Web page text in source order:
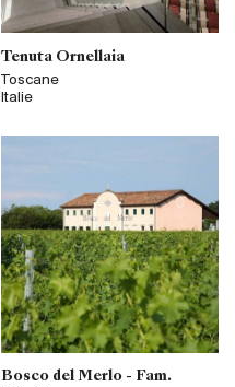
Tenuta Ornellaia
Toscane
Italie
Bosco del Merlo - Fam.